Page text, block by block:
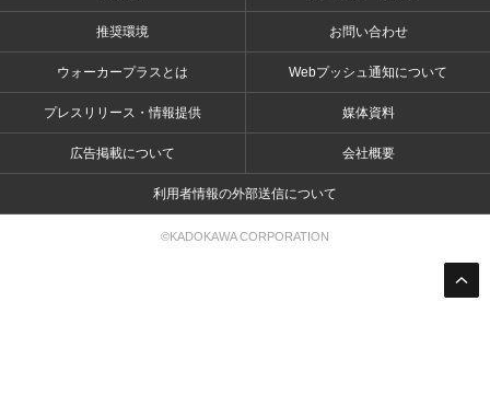
推奨環境 お問い合わせ
ウォーカープラスとは Webプッシュ通知について
プレスリリース・情報提供 媒体資料
広告掲載について 会社概要
利用者情報の外部送信について
©KADOKAWA CORPORATION